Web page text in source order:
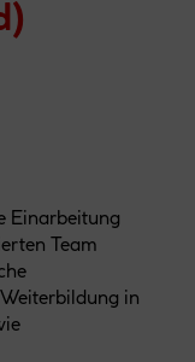
Einarbeitung
Team
in